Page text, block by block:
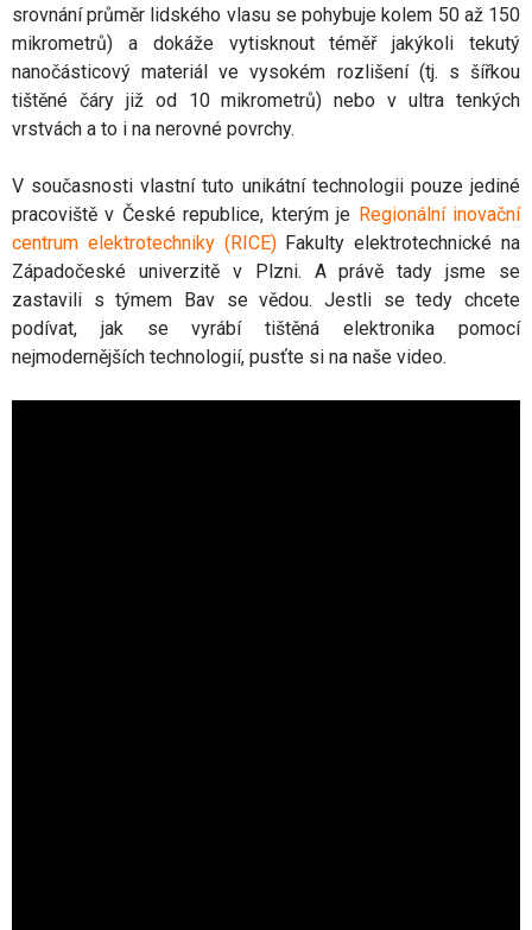
srovnání průměr lidského vlasu se pohybuje kolem 50 až 150
mikrometrů) a dokáže vytisknout téměř jakýkoli tekutý
nanočásticový materiál ve vysokém rozlišení (tj. s šířkou
tištěné čáry již od 10 mikrometrů) nebo v ultra tenkých
vrstvách a to i na nerovné povrchy.
V současnosti vlastní tuto unikátní technologii pouze jediné
pracoviště v České republice, kterým je Regionální inovační
centrum elektrotechniky (RICE)Fakulty elektrotechnické na
Západočeské univerzitě v Plzni. A právě tady jsme se
zastavili s týmem Bav se vědou. Jestli se tedy chcete
podívat, jak se vyrábí tištěná elektronika pomocí
nejmodernějších technologií, pusťte si na naše video.